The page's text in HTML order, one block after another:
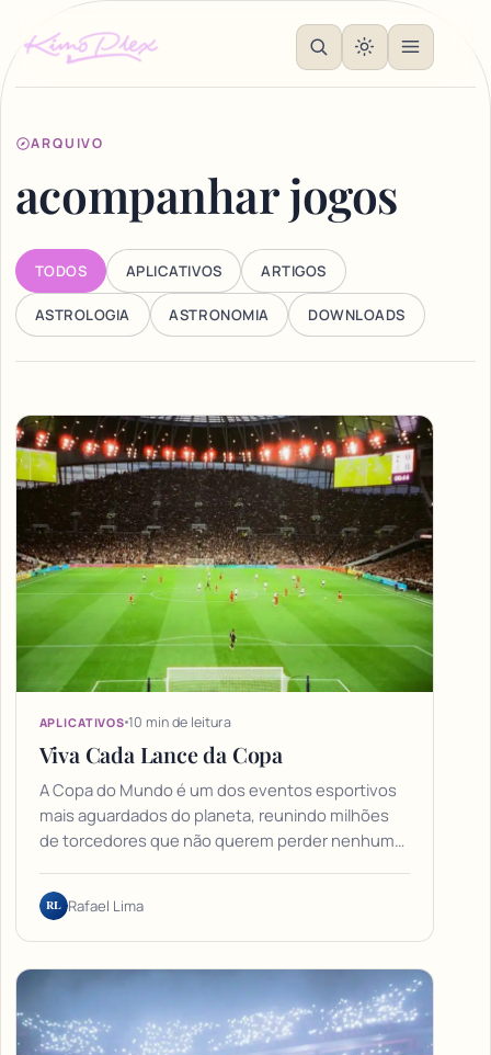
ARQUIVO
acompanhar jogos
TODOS APLICATIVOS ARTIGOS
ASTROLOGIA ASTRONOMIA DOWNLOADS
Articles
APLICATIVOS 10 min de leitura
Viva Cada Lance da Copa
A Copa do Mundo é um dos eventos esportivos
mais aguardados do planeta, reunindo milhões
de torcedores que não querem perder nenhum…
RL Rafael Lima